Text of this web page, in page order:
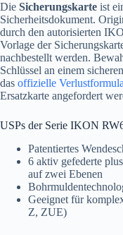
Die Sicherungskarte ist
Sicherheitsdokument.
durch den autorisierten
Vorlage der
nachbestellt werden.
Schlüssel an einem
das offizielle
Ersatzkarte angefordert
USPs der Serie IKON
Patentiertes
6 aktiv gefederte
auf zwei Ebenen
Geeignet für
Z, ZUE)